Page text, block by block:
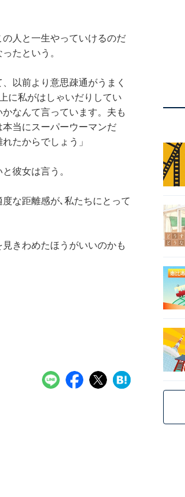
人と一生やっていけるのだ
たという。
以前より意思疎通がうまく
に私がはしゃいだりしてい
なんて言っています。夫も
当にスーパーウーマンだ
たからでしょう」
彼女は言う。
な距離感が､私たちにとって
きわめたほうがいいのかも